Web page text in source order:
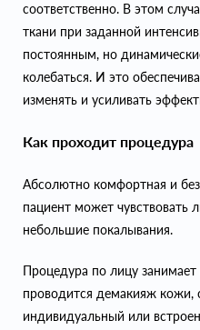
соответственно. В этом
ткани при заданной
постоянным, но
колебаться. И это
изменять и усиливать
Как проходит процедура
Абсолютно комфортная и
пациент может чувствовать
небольшие покалывания.
Процедура по лицу
проводится демакияж кожи,
индивидуальный или